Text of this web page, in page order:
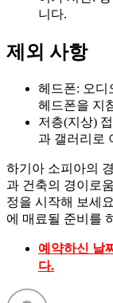
니다.
제외 사항
헤드폰: 오디
헤드폰을 지
저층(지상)
과 갤러리로
하기아 소피아의
과 건축의 경이로
정을 시작해 보세
에 매료될 준비를
예약하신 날
다.